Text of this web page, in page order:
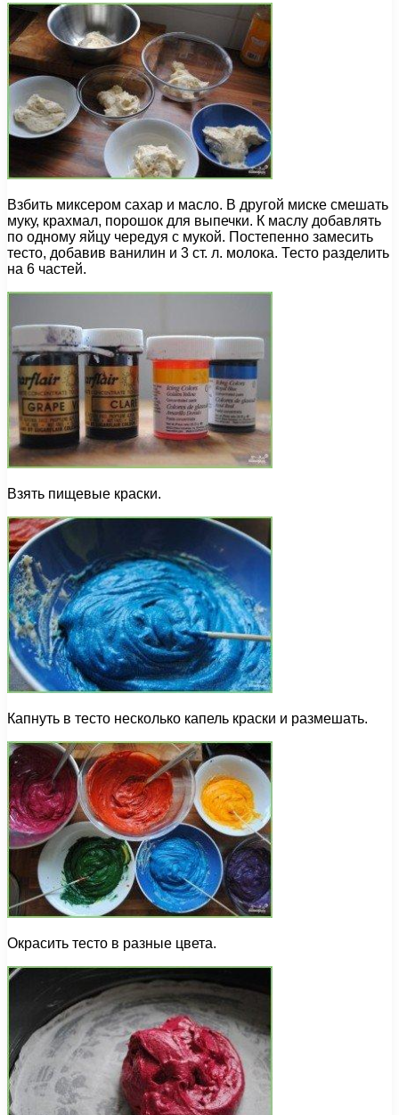
Взбить миксером сахар и масло. В другой миске смешать
муку, крахмал, порошок для выпечки. К маслу добавлять
по одному яйцу чередуя с мукой. Постепенно замесить
тесто, добавив ванилин и 3 ст. л. молока. Тесто разделить
на 6 частей.
Взять пищевые краски.
Капнуть в тесто несколько капель краски и размешать.
Окрасить тесто в разные цвета.